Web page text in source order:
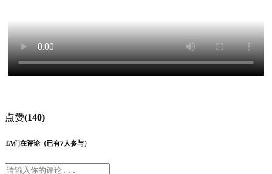
点赞(140)
TA们在评论 （已有7人参与）